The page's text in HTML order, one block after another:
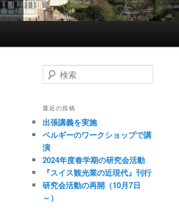
検
索
最近の投稿
出張講義を実施
ベルギーのワークショップで講
演
2024年度春学期の研究会活動
『スイス観光業の近現代』刊行
研究会活動の再開（10月7日
～）